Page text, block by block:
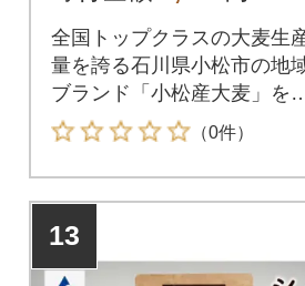
全国トップクラスの大麦生
量を誇る石川県小松市の地
ブランド「小松産大麦」を
用。
（0件）
13